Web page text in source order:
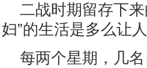
二战时期留存下
妇”的生活是多么让人
每两个星期，几